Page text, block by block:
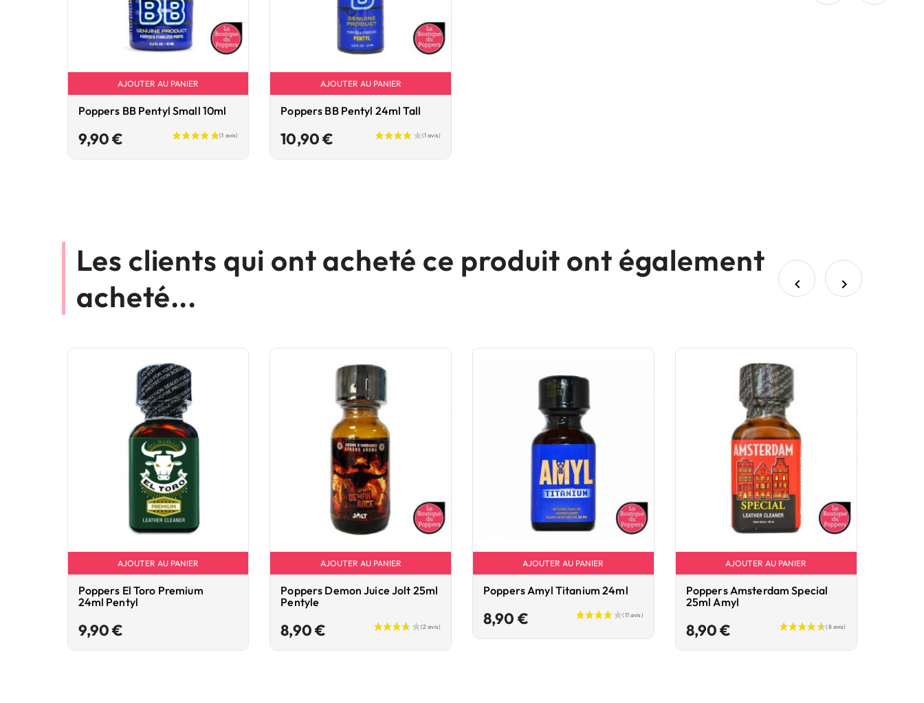
AJOUTER AU PANIER
Poppers BB Pentyl Small 10ml
9,90 €
AJOUTER AU PANIER
Poppers BB Pentyl 24ml Tall
10,90 €
Les clients qui ont acheté ce produit ont également
acheté...
 
AJOUTER AU PANIER
Poppers El Toro Premium
24ml Pentyl
9,90 €
AJOUTER AU PANIER
Poppers Demon Juice Jolt 25ml
Pentyle
8,90 €
AJOUTER AU PANIER
Poppers Amyl Titanium 24ml
8,90 €Prix
AJOUTER AU PANIER
Poppers Amsterdam Special
25ml Amyl
8,90 €